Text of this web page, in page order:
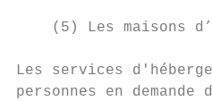
(5) Les maisons
Les services
personnes en